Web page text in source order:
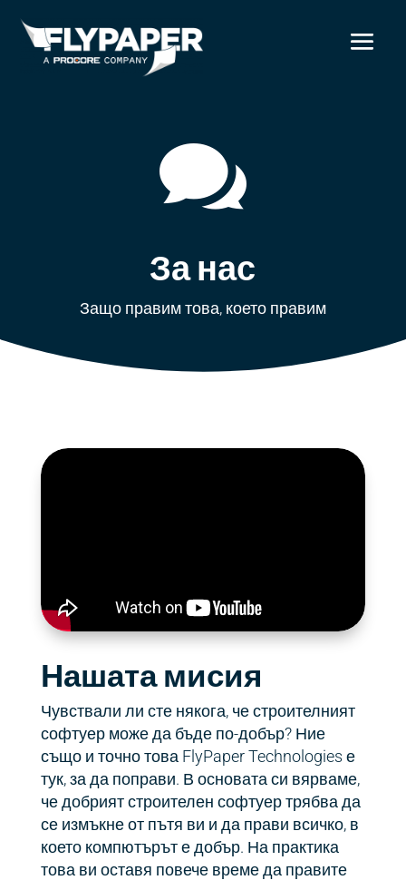

За нас
Защо правим това, което правим
Нашата мисия
Чувствали ли сте някога, че строителният
софтуер може да бъде по-добър? Ние
също и точно това FlyPaper Technologies е
тук, за да поправи. В основата си вярваме,
че добрият строителен софтуер трябва да
се измъкне от пътя ви и да прави всичко, в
което компютърът е добър. На практика
това ви оставя повече време да правите